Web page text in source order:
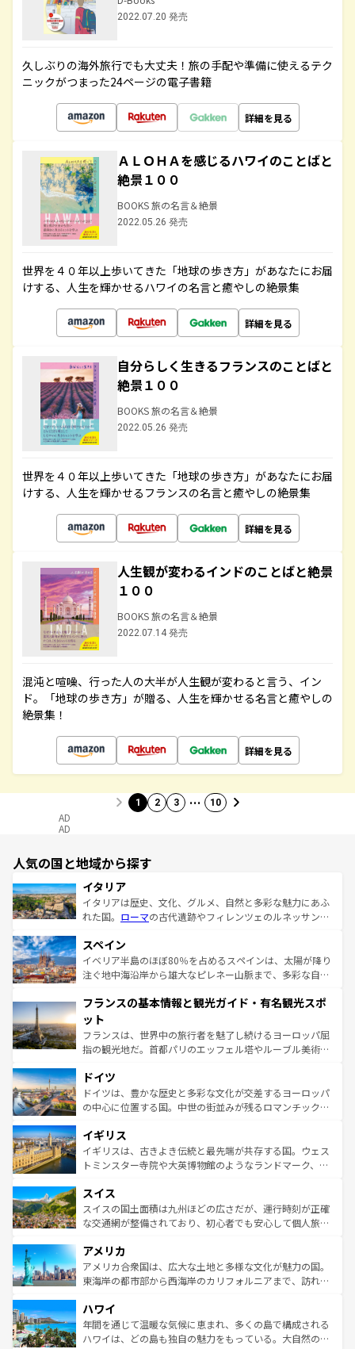
2022.07.20 発売
久しぶりの海外旅行でも大丈夫！旅の手配や準備に使えるテク
ニックがつまった24ページの電子書籍
詳細を見る
ＡＬＯＨＡを感じるハワイのことばと
絶景１００
BOOKS 旅の名言＆絶景
2022.05.26 発売
世界を４０年以上歩いてきた「地球の歩き方」があなたにお届
けする、人生を輝かせるハワイの名言と癒やしの絶景集
詳細を見る
自分らしく生きるフランスのことばと
絶景１００
BOOKS 旅の名言＆絶景
2022.05.26 発売
世界を４０年以上歩いてきた「地球の歩き方」があなたにお届
けする、人生を輝かせるフランスの名言と癒やしの絶景集
詳細を見る
人生観が変わるインドのことばと絶景
１００
BOOKS 旅の名言＆絶景
2022.07.14 発売
混沌と喧噪、行った人の大半が人生観が変わると言う、イン
ド。「地球の歩き方」が贈る、人生を輝かせる名言と癒やしの
絶景集！
詳細を見る
1 2 3 … 10
AD
AD
人気の国と地域から探す
イタリア
イタリアは歴史、文化、グルメ、自然と多彩な魅力にあふ
れた国。 ローマの古代遺跡やフィレンツェのルネッサンス
ろん、トスカーナの美しい田園風景やアマルフィ海岸の絶
景など、自然景観も見逃せない。観光の合間には、本場の
ピザやパスタなど、絶品のイタリア料理を堪能することも
ませてくれるイタリアで、忘れられない旅をしてみよう！
なお、新着のイタリア情報は
しい。
スペイン
イベリア半島のほぼ80％を占めるスペインは、太陽が降り
注ぐ地中海沿岸から雄大なピレネー山脈まで、多彩な自然
文化が根付くこの国では、情熱的なフラメンコ、熱気あふ
れる闘牛、そして美味しいタパスが生活の一部となってい
る。首都マドリードの洗練された雰囲気や、バルセロナの
アートに溢れた街角から、地方では古代ローマ遺跡や中世
せる。地方によって風土や気候が異なるスペインはその個
性で訪れる人を魅了する。 なお、新着のスペイン情報は コ
ンテンツ一覧を参照してほしい。
フランスの基本情報と観光ガイド・有名観光スポ
ット
フランスは、世界中の旅行者を魅了し続けるヨーロッパ屈
指の観光地だ。首都パリのエッフェル塔やルーブル美術館
で、幅広い魅力が詰まっている。華麗な宮殿、歴史的な大
聖堂、美しいビーチ、そして豊かな自然が、訪れる者を心
から魅了する。また、フランスは美食の国としても知ら
いる。シャンパンの発祥地であるランス、プロヴァンスの
香り高いラベンダー畑など、多彩な楽しみ方が可能だ。さ
らに、パリ以外の地域にも魅力が溢れており、どの街角に
れる地方に足を運ぶとそれぞれで全く異なる文化を体験で
きるだろう。 なお、新着のフランス情報はコンテンツ一覧
を参照してほしい。
ドイツ
ドイツは、豊かな歴史と多彩な文化が交差するヨーロッパ
の中心に位置する国。中世の街並みが残るロマンチック街
顔を持つこの国は、どこを歩いても飽きることがない。ベ
ルリンの文化的活気、バイエルン州のアルプスの絶景、そ
してライン川沿いのワイン畑といった風景は必見。ビール
は、お酒好きな人にはぜひ体験してほしい。 なお、新着の
ドイツ情報はコンテンツ一覧を参照してほしい。
イギリス
イギリスは、古きよき伝統と最先端が共存する国。ウェス
トミンスター寺院や大英博物館のようなランドマーク、歴
リアごとに異なる魅力がある。また、優雅なアフタヌーン
ティー、ビール好きにはたまらない英国パブ、サッカー観
戦など、本場だからこそできる体験も豊富。イギリスを旅
ンツ一覧を参照してほしい。
スイス
スイスの国土面積は九州ほどの広さだが、運行時刻が正確
な交通網が整備されており、初心者でも安心して個人旅行
の建物がそのまま残る町や、スイスならではのユニークな
博物館もあり、アルプス観光だけでなく町歩きも満喫する
ことができる。国民の所得が高いため物価も高いが、旅行
ば市内交通費無料で観光を楽しむこともできる。 なお、新
着のスイス情報はコンテンツ一覧 を参照してほしい。
アメリカ
アメリカ合衆国は、広大な土地と多様な文化が魅力の国。
東海岸の都市部から西海岸のカリフォルニアまで、訪れる
のような巨大都市は、観光、ショッピング、エンターテイ
ンメントが詰まった刺激的なスポットだ。一方、アメリカ
西部には大自然が広がり、グランドキャニオンやイエロー
ハワイ
年間を通じて温暖な気候に恵まれ、多くの島で構成される
ハワイは、どの島も独自の魅力をもっている。大自然の神